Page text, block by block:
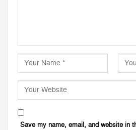
Save my name, email, and website in